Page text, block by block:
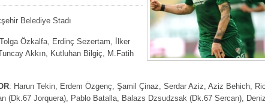
|Hoş geldin Kadir Kağan Bebek!
|Hoş geldin Ertuğrul Bebek!
MUTLULUKLAR SİNAN SILACI
|Hoş geldin Aslan bebek!
Belediye Stadı
Özkalfa, Erdinç Sezertam, İlker
Akkın, Kutluhan Bilgiç, M.Fatih
: Harun Tekin, Erdem Özgenç, Şamil Çinaz, Serdar Aziz, Aziz Behich,
(Dk.67 Jorquera), Pablo Batalla, Balazs Dzsudzsak (Dk.67 Sercan),